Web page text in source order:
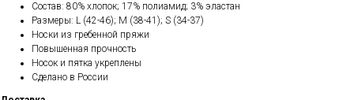
Состав: 80% хлопок; 17% полиамид; 3% эластан
Размеры: L (42-46); M (38-41); S (34-37)
Носки из гребенной пряжи
Повышенная прочность
Носок и пятка укреплены
Сделано в России